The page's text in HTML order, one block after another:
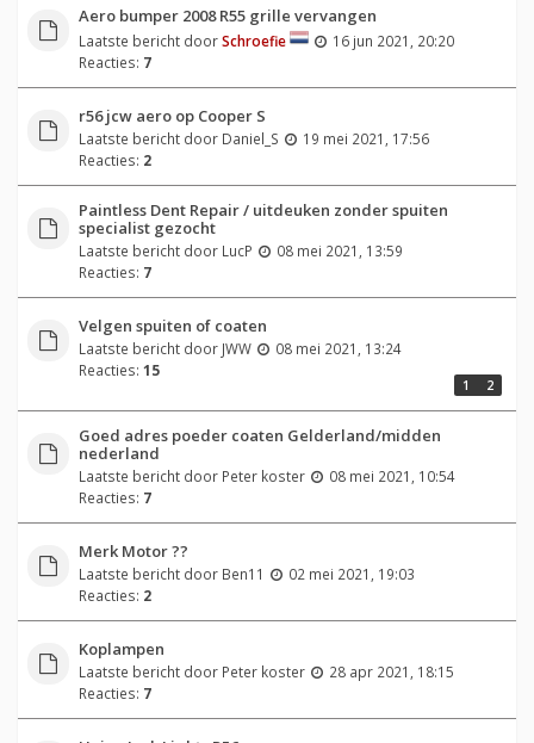
Aero bumper 2008 R55 grille vervangen
Laatste bericht doorSchroefie
16 jun 2021, 20:20
Reacties: 7
r56 jcw aero op Cooper S
Laatste bericht door Daniel_S
19 mei 2021, 17:56
Reacties: 2
Paintless Dent Repair / uitdeuken zonder spuiten
specialist gezocht
Laatste bericht door LucP
08 mei 2021, 13:59
Reacties: 7
Velgen spuiten of coaten
Laatste bericht door JWW
08 mei 2021, 13:24
Reacties: 15
1 2
Goed adres poeder coaten Gelderland/midden
nederland
Laatste bericht door Peter koster
08 mei 2021, 10:54
Reacties: 7
Merk Motor ??
Laatste bericht door Ben11
02 mei 2021, 19:03
Reacties: 2
Koplampen
Laatste bericht door Peter koster
28 apr 2021, 18:15
Reacties: 7